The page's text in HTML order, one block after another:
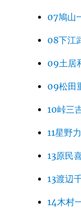
07鳩山
08下江
09土居
09松田
10峠三
11星野力
13原民
13渡辺
14木村